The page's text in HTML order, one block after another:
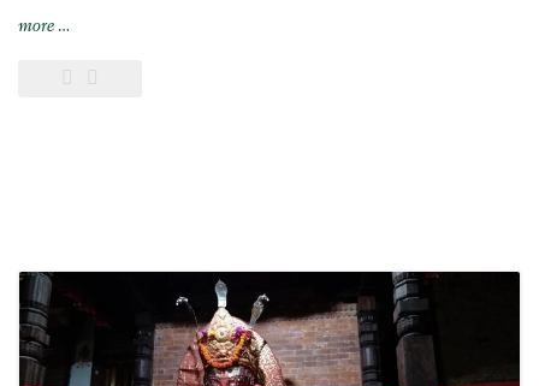
more“स्विस
भिएफ़एस
सिफारिस”
…